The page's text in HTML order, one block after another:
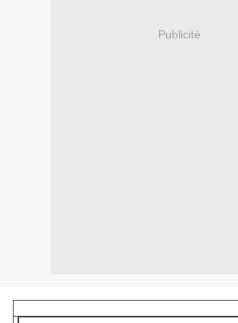
Publicité